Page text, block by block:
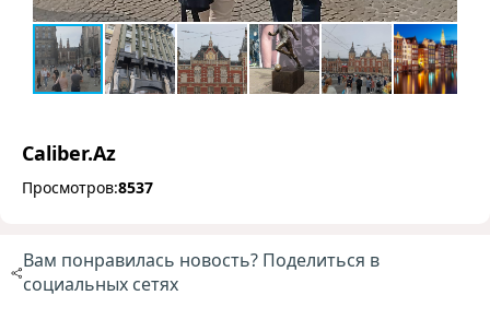
Caliber.Az
Просмотров:8537
Вам понравилась новость? Поделиться в
социальных сетях